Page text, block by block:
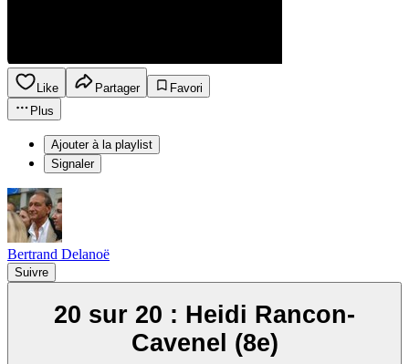
Like Partager
Favori
Plus
Ajouter à la playlist
Signaler
Bertrand Delanoë
Suivre
20 sur 20 : Heidi Rancon-
Cavenel (8e)